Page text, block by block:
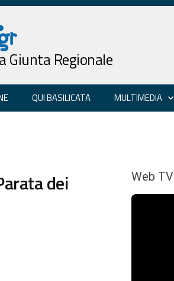
Giunta Regionale
QUI BASILICATA MULTIMEDIA
dei
Web TV